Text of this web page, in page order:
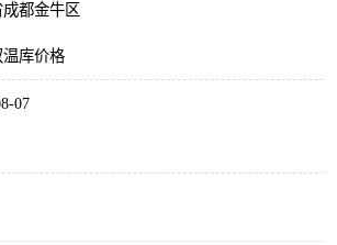
成都金牛区
温库价格
07